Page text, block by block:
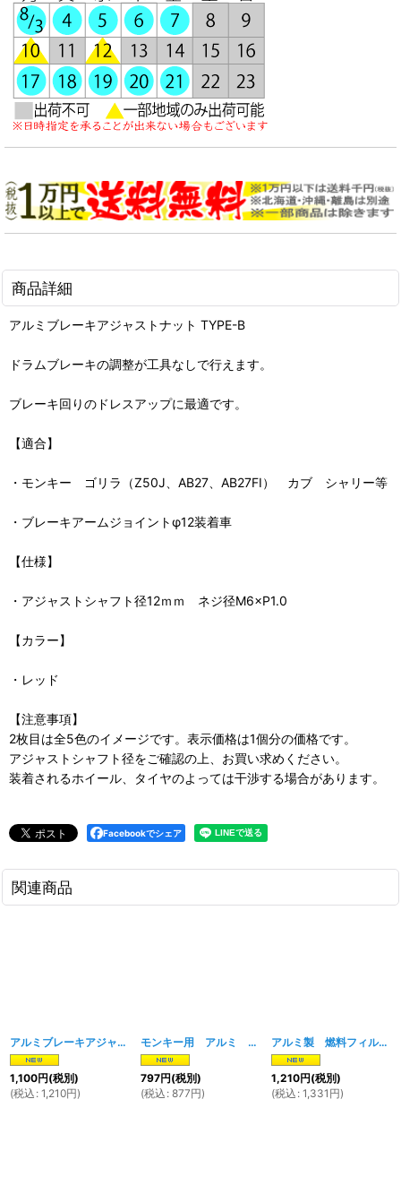
商品詳細
アルミブレーキアジャストナット TYPE-B
ドラムブレーキの調整が工具なしで行えます。
ブレーキ回りのドレスアップに最適です。
【適合】
・モンキー ゴリラ（Z50J、AB27、AB27FI） カブ シャリー等
・ブレーキアームジョイントφ12装着車
【仕様】
・アジャストシャフト径12ｍｍ ネジ径M6×P1.0
【カラー】
・レッド
【注意事項】
2枚目は全5色のイメージです。表示価格は1個分の価格です。
アジャストシャフト径をご確認の上、お買い求めください。
装着されるホイール、タイヤのよっては干渉する場合があります。
Facebookでシェア
関連商品
アルミブレーキアジャストナット TYPE-C シルバー [1860w]
1,100円(税別)
(税込 : 1,210円)
モンキー用 アルミ ピボットカバー [1568w/
797円(税別)
(税込 : 877円)
アルミ製 燃料フィルター ブラック
1,210円(税別)
(税込 : 1,331 円)